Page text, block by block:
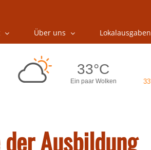
Über uns Lokalausgaben
Ausbildung